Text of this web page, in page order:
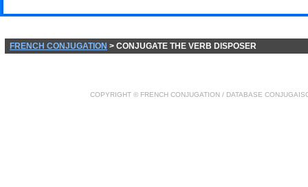
FRENCH CONJUGATION > CONJUGATE THE VERB DISPOSER
COPYRIGHT © FRENCH CONJUGATION / DATABASE